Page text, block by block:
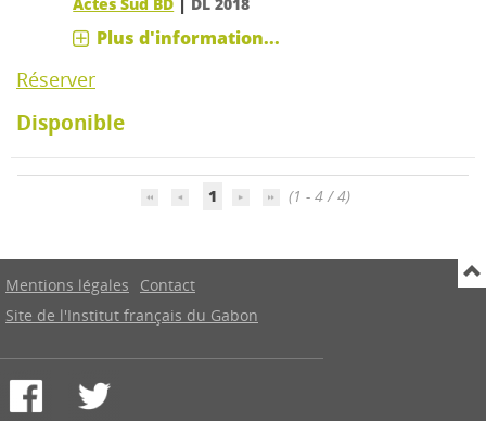
Plus d'information...
Réserver
Disponible
1 (1 - 4 / 4)
Mentions légales
Contact
Site de l'Institut français du Gabon